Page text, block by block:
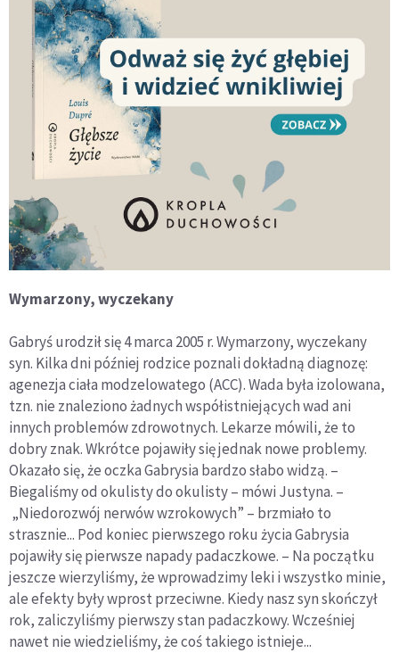
Wymarzony, wyczekany
Gabryś urodził się 4 marca 2005 r. Wymarzony, wyczekany
syn. Kilka dni później rodzice poznali dokładną diagnozę:
agenezja ciała modzelowatego (ACC). Wada była izolowana,
tzn. nie znaleziono żadnych współistniejących wad ani
innych problemów zdrowotnych. Lekarze mówili, że to
dobry znak. Wkrótce pojawiły się jednak nowe problemy.
Okazało się, że oczka Gabrysia bardzo słabo widzą. –
Biegaliśmy od okulisty do okulisty – mówi Justyna. –
„Niedorozwój nerwów wzrokowych” – brzmiało to
strasznie... Pod koniec pierwszego roku życia Gabrysia
pojawiły się pierwsze napady padaczkowe. – Na początku
jeszcze wierzyliśmy, że wprowadzimy leki i wszystko minie,
ale efekty były wprost przeciwne. Kiedy nasz syn skończył
rok, zaliczyliśmy pierwszy stan padaczkowy. Wcześniej
nawet nie wiedzieliśmy, że coś takiego istnieje...